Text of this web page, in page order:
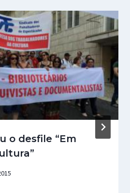
o desfile “Em